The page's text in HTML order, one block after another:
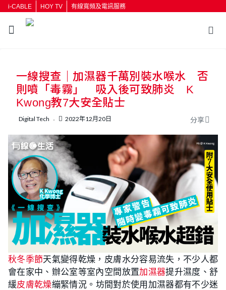
i-CABLE HOY TV 有線寬頻及電訊服務
一線搜查｜加濕器千萬別裝水喉水 否
則噴「毒霧」 吸入後可致肺炎 K
Kwong教7大安全貼士
Digital Tech 2022年12月20日 分享
秋冬季節天氣變得乾燥，皮膚水分容易流失，不少人都
會在家中、辦公室等室內空間放置加濕器提升濕度、舒
緩皮膚乾燥繃緊情況。坊間對於使用加濕器都有不少迷